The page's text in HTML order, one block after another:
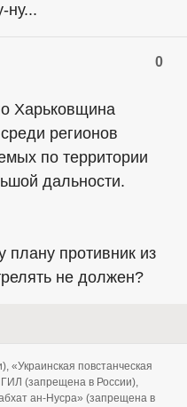
ну...
0
Харьковщина
регионов
по территории
дальности.
плану противник из
не должен?
«Украинская повстанческая
(запрещена в России),
ан-Нусра» (запрещена в